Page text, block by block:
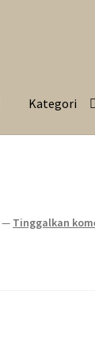
Kategori
— Tinggalkan